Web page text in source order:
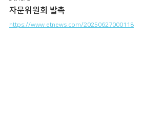
자문위원회 발촉
https://www.etnews.com/20250627000118